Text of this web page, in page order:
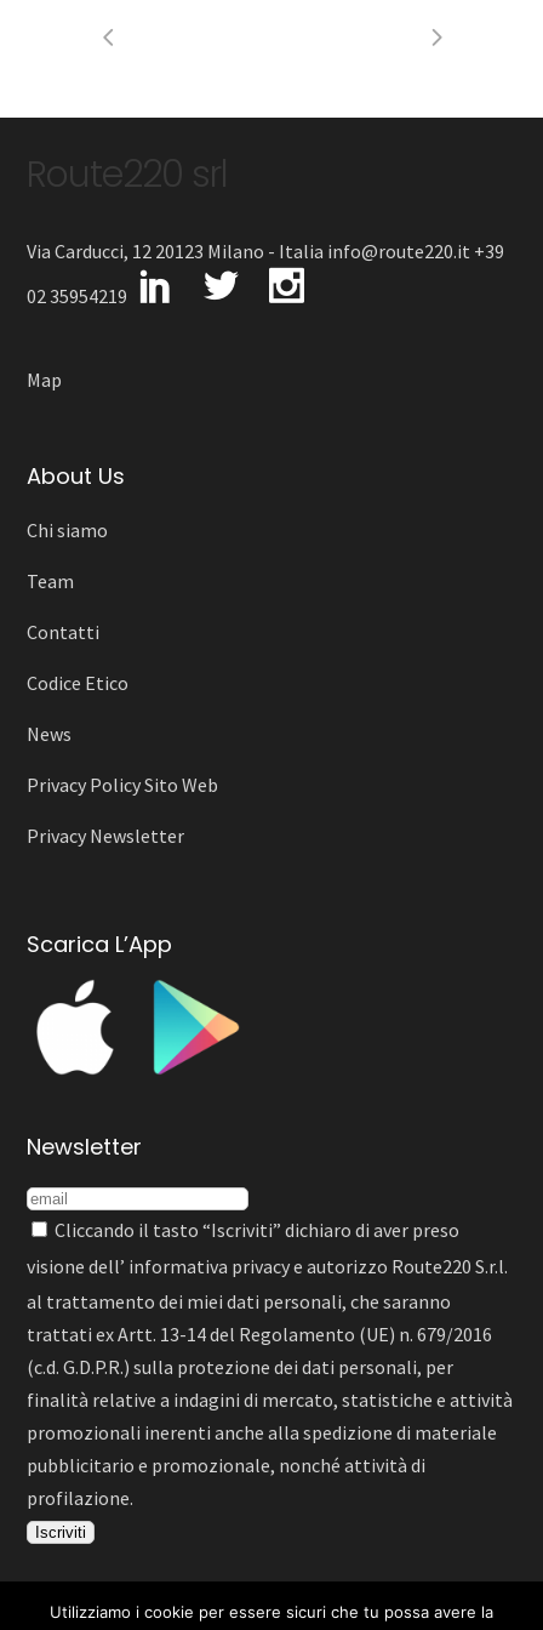
Route220 srl
Via Carducci, 12 20123 Milano - Italia info@route220.it +39
02 35954219
Map
About Us
Chi siamo
Team
Contatti
Codice Etico
News
Privacy Policy Sito Web
Privacy Newsletter
Scarica L’App
Newsletter
Cliccando il tasto “Iscriviti” dichiaro di aver preso
visione dell’ informativa privacye autorizzo Route220 S.r.l.
al trattamento dei miei dati personali, che saranno
trattati ex Artt. 13-14 del Regolamento (UE) n. 679/2016
(c.d. G.D.P.R.) sulla protezione dei dati personali, per
finalità relative a indagini di mercato, statistiche e attività
promozionali inerenti anche alla spedizione di materiale
pubblicitario e promozionale, nonché attività di
profilazione.
Utilizziamo i cookie per essere sicuri che tu possa avere la